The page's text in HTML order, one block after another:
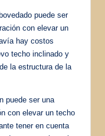
puede ser
con elevar un
hay costos
techo inclinado y
la estructura de la
puede ser una
con elevar un techo
tener en cuenta